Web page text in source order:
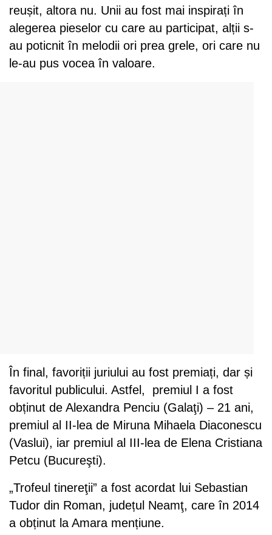
reușit, altora nu. Unii au fost mai inspirați în
alegerea pieselor cu care au participat, alții s-
au poticnit în melodii ori prea grele, ori care nu
le-au pus vocea în valoare.
În final, favoriții juriului au fost premiați, dar și
favoritul publicului. Astfel, premiul I a fost
obținut de Alexandra Penciu (Galaţi) – 21 ani,
premiul al II-lea de Miruna Mihaela Diaconescu
(Vaslui), iar premiul al III-lea de Elena Cristiana
Petcu (Bucureşti).
„Trofeul tinereţii” a fost acordat lui Sebastian
Tudor din Roman, județul Neamţ, care în 2014
a obținut la Amara mențiune.